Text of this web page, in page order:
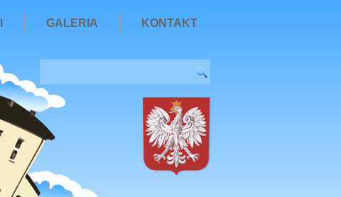
GALERIA KONTAKT